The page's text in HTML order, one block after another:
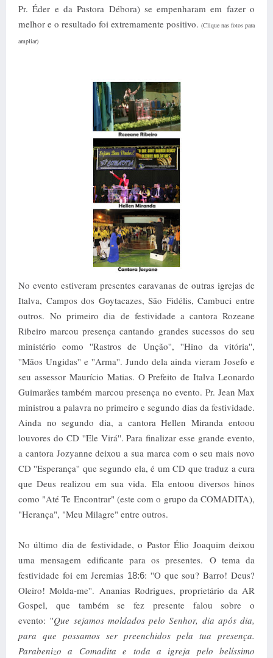
Pr. Éder e da Pastora Débora) se empenharam em fazer o
melhor e o resultado foi extremamente positivo. (Clique nas fotos para
ampliar)
No evento estiveram presentes caravanas de outras igrejas de
Italva, Campos dos Goytacazes, São Fidélis, Cambuci entre
outros. No primeiro dia de festividade a cantora Rozeane
Ribeiro marcou presença cantando grandes sucessos do seu
ministério como ''Rastros de Unção'', ''Hino da vitória'',
''Mãos Ungidas'' e ''Arma''. Jundo dela ainda vieram Josefo e
seu assessor Maurício Matias. O Prefeito de Italva Leonardo
Guimarães também marcou presença no evento. Pr. Jean Max
ministrou a palavra no primeiro e segundo dias da festividade.
Ainda no segundo dia, a cantora Hellen Miranda entoou
louvores do CD ''Ele Virá''.Para finalizar esse grande evento,
a cantora Jozyanne deixou a sua marca com o seu mais novo
CD ''Esperança'' que segundo ela, é um CD que traduz a cura
que Deus realizou em sua vida. Ela entoou diversos hinos
como "Até Te Encontrar" (este com o grupo da COMADITA),
"Herança", "Meu Milagre" entre outros.
No último dia de festividade, o Pastor Élio Joaquim deixou
uma mensagem edificante para os presentes. O tema da
festividade foi em Jeremias 18:6: ''O que sou? Barro! Deus?
Oleiro! Molda-me''. Ananias Rodrigues, proprietário da AR
Gospel, que também se fez presente falou sobre o
evento:''Que sejamos moldados pelo Senhor, dia após dia,
para que possamos ser preenchidos pela tua presença.
Parabenizo a Comadita e toda a igreja pelo belíssimo